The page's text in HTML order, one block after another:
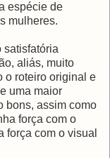
espécie de
mulheres.
satisfatória
aliás, muito
o roteiro original e
uma maior
bons, assim como
força com o
força com o visual